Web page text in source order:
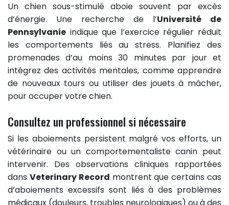
Un chien sous-stimulé aboie souvent par excès
d’énergie. Une recherche de l’Université de
Pennsylvanie indique que l’exercice régulier réduit
les comportements liés au stress. Planifiez des
promenades d’au moins 30 minutes par jour et
intégrez des activités mentales, comme apprendre
de nouveaux tours ou utiliser des jouets à mâcher,
pour occuper votre chien.
Consultez un professionnel si nécessaire
Si les aboiements persistent malgré vos efforts, un
vétérinaire ou un comportementaliste canin peut
intervenir. Des observations cliniques rapportées
dans Veterinary Record montrent que certains cas
d’aboiements excessifs sont liés à des problèmes